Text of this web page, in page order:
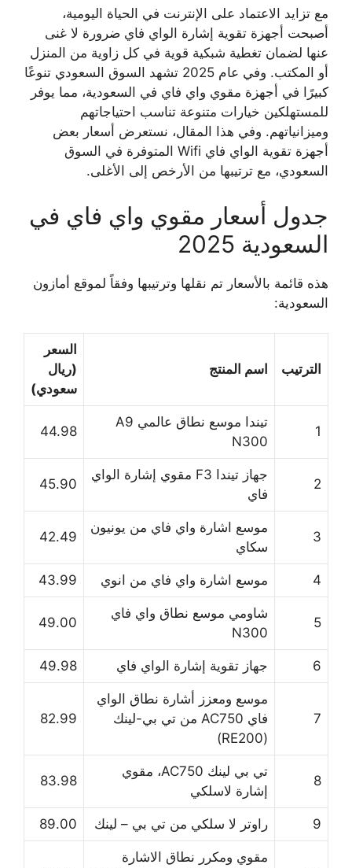
مع تزايد الاعتماد على الإنترنت في الحياة اليومية،
أصبحت أجهزة تقوية إشارة الواي فاي ضرورة لا غنى
عنها لضمان تغطية شبكية قوية في كل زاوية من المنزل
أو المكتب. وفي عام 2025 تشهد السوق السعودي تنوعًا
كبيرًا في أجهزة مقوي واي فاي في السعودية، مما يوفر
للمستهلكين خيارات متنوعة تناسب احتياجاتهم
وميزانياتهم. وفي هذا المقال، نستعرض أسعار بعض
أجهزة تقوية الواي فاي Wifi المتوفرة في السوق
السعودي، مع ترتيبها من الأرخص إلى الأغلى.
جدول أسعار مقوي واي فاي في
السعودية 2025
هذه قائمة بالأسعار تم نقلها وترتيبها وفقاً لموقع أمازون
السعودية:
الترتيب اسم المنتج
السعر
(ريال
سعودي)
1
تيندا موسع نطاق عالمي A9
N300
44.98
2
جهاز تيندا F3 مقوي إشارة الواي
فاي
45.90
3
موسع اشارة واي فاي من يونيون
سكاي
42.49
4 موسع اشارة واي فاي من انوي 43.99
5
شاومي موسع نطاق واي فاي
N300
49.00
6 جهاز تقوية إشارة الواي فاي 49.98
7
موسع ومعزز أشارة نطاق الواي
فاي AC750 من تي بي-لينك
(RE200)
82.99
8
تي بي لينك AC750، مقوي
إشارة لاسلكي
83.98
9 راوتر لا سلكي من تي بي – لينك 89.00
مقوي ومكرر نطاق الاشارة